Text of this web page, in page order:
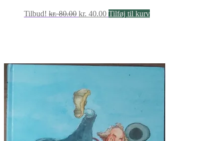
Tilbud! kr.80.00 Den
kr. 40.00Den
Tilføj til kurv